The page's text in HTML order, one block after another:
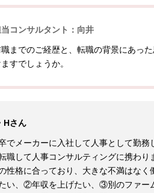
コンサルタント：向井
までのご経歴と、転職の背景にあっ
すでしょうか。
Hさん
でメーカーに入社して人事として勤
職して人事コンサルティングに携わり
性格に合っており、大きな不満はな
い、②年収を上げたい、③別のファー